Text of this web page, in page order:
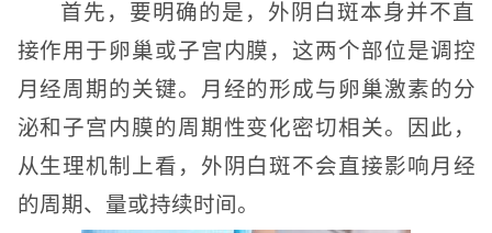
首先，要明确的是，外阴白斑本身并不直
接作用于卵巢或子宫内膜，这两个部位是调控
月经周期的关键。月经的形成与卵巢激素的分
泌和子宫内膜的周期性变化密切相关。因此，
从生理机制上看，外阴白斑不会直接影响月经
的周期、量或持续时间。